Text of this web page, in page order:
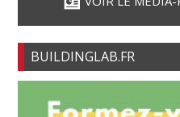
BUILDINGLAB.FR